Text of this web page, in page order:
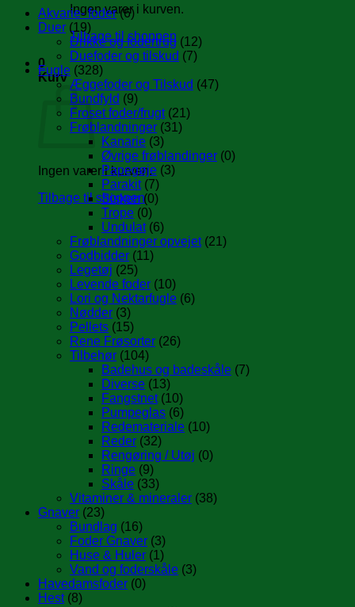
Ingen varer i kurven.
Tilbage til shoppen
0
Kurv
Ingen varer i kurven.
Tilbage til shoppen
Akvarie- foder (6)
Duer (19)
Drikke og fodertrug (12)
Duefoder og tilskud (7)
Fugle (328)
Æggefoder og Tilskud (47)
Bundfyld (9)
Froset foder/frugt (21)
Frøblandninger (31)
Kanarie (3)
Øvrige frøblandinger (0)
Papegøje (3)
Parakit (7)
Sisken (0)
Trope (0)
Undulat (6)
Frøblandninger opvejet (21)
Godbidder (11)
Legetøj (25)
Levende foder (10)
Lori og Nektarfugle (6)
Nødder (3)
Pellets (15)
Rene Frøsorter (26)
Tilbehør (104)
Badehus og badeskåle (7)
Diverse (13)
Fangstnet (10)
Pumpeglas (6)
Redemateriale (10)
Reder (32)
Rengøring / Utøj (0)
Ringe (9)
Skåle (33)
Vitaminer & mineraler (38)
Gnaver (23)
Bundlag (16)
Foder Gnaver (3)
Huse & Huler (1)
Vand og foderskåle (3)
Havedamsfoder (0)
Hest (8)